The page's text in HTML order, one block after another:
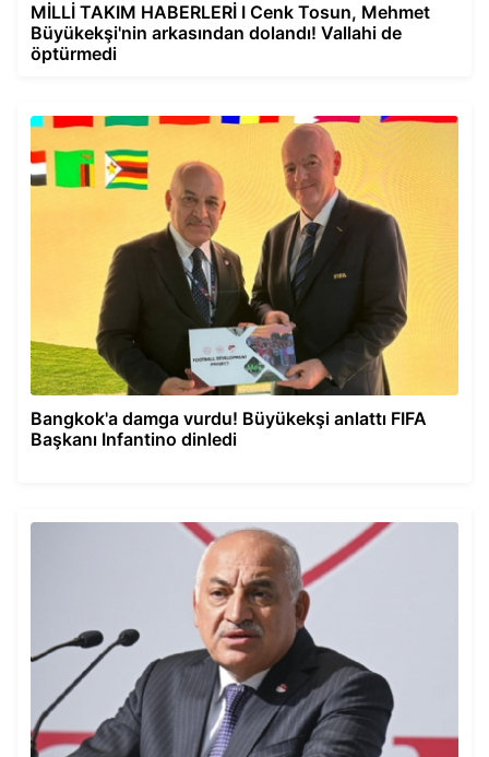
MİLLİ TAKIM HABERLERİ I Cenk Tosun, Mehmet
Büyükekşi'nin arkasından dolandı! Vallahi de
öptürmedi
Bangkok'a damga vurdu! Büyükekşi anlattı FIFA
Başkanı Infantino dinledi